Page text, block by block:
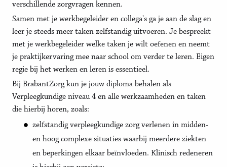
verschillende zorgvragen kennen.
Samen met je werkbegeleider en collega's ga je aan de slag en
leer je steeds meer taken zelfstandig uitvoeren. Je bespreekt
met je werkbegeleider welke taken je wilt oefenen en neemt
je praktijkervaring mee naar school om verder te leren. Eigen
regie bij het werken en leren is essentieel.
Bij BrabantZorg kun je jouw diploma behalen als
Verpleegkundige niveau 4 en alle werkzaamheden en taken
die hierbij horen, zoals:
zelfstandig verpleegkundige zorg verlenen in midden-
en hoog complexe situaties waarbij meerdere ziekten
en beperkingen elkaar beïnvloeden. Klinisch redeneren